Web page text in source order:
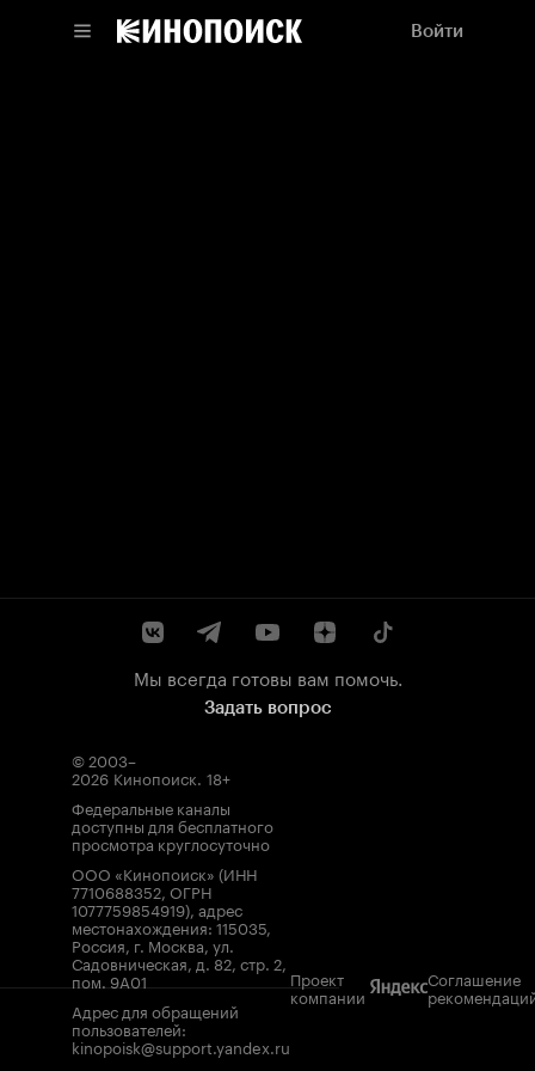
Войти
Мы всегда готовы вам помочь.
Задать вопрос
© 2003–
2026 Кинопоиск. 18+
Федеральные каналы
доступны для бесплатного
просмотра круглосуточно
ООО «Кинопоиск» (ИНН
7710688352, ОГРН
1077759854919), адрес
местонахождения: 115035,
Россия, г. Москва, ул.
Садовническая, д. 82, стр. 2,
пом. 9А01
Адрес для обращений
пользователей:
kinopoisk@support.yandex.ru
Проект
компании
Соглашение